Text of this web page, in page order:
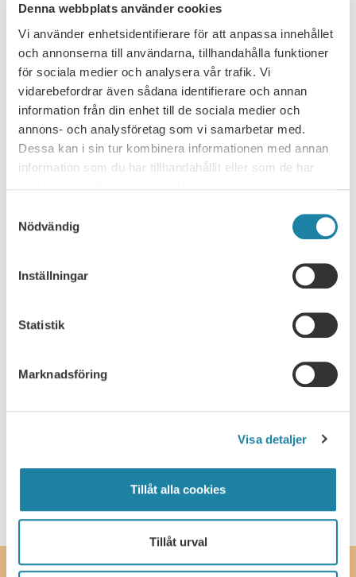
Denna webbplats använder cookies
Vi använder enhetsidentifierare för att anpassa innehållet
och annonserna till användarna, tillhandahålla funktioner
för sociala medier och analysera vår trafik. Vi
vidarebefordrar även sådana identifierare och annan
information från din enhet till de sociala medier och
annons- och analysföretag som vi samarbetar med.
Dessa kan i sin tur kombinera informationen med annan
information som du har tillhandahållit eller som de har
Nödvändig
Inställningar
Statistik
Marknadsföring
Visa detaljer
Tillåt alla cookies
Tillåt urval
förmåner, vilket kan göra det svårt att få lika förmånliga
villkor som i anställningar som omfattas av
kollektivavtal.
Checklista för privata arbetsgivare utan
kollektivavtal
Funderar du på att ta anställning i privat sektor hos en
arbetsgivare utan kollektivavtal? Här har SULF
sammanställt en checklista över sådant du behöver
tänka på:Att tänka på vid ingående av
Har du specifika frågor gällande din situation?
JOBB, LÖN OCH VILLKOR